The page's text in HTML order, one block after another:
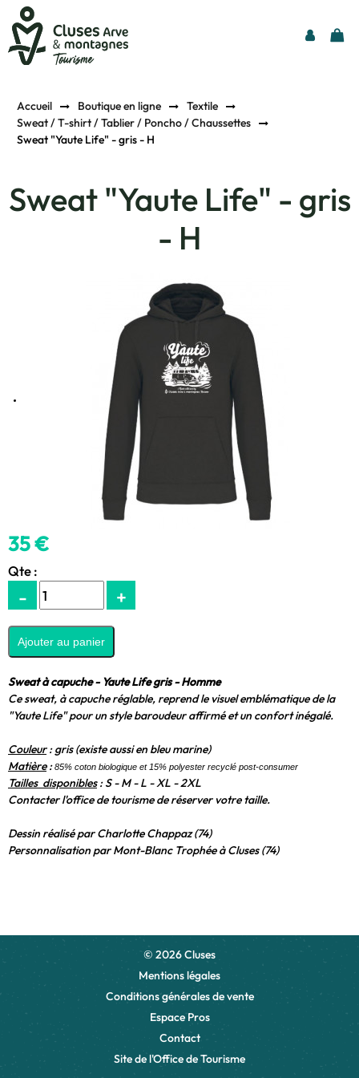
Accueil Boutique en ligne
Textile
Sweat / T-shirt / Tablier / Poncho / Chaussettes
Sweat "Yaute Life" - gris - H
Sweat "Yaute Life" - gris
- H
35 €
Qte :
- +
Sweat à capuche - Yaute Life gris - Homme
Ce sweat, à capuche réglable, reprend le visuel emblématique de la
"Yaute Life" pour un style baroudeur affirmé et un confort inégalé.
Couleur:gris (existe aussi en bleu marine)
Matière: 85% coton biologique et 15% polyester recyclé post-consumer
Tailles disponibles: S -M - L - XL - 2XL
Contacter l'office de tourisme de réserver votre taille.
Dessin réalisé par Charlotte Chappaz (74)
Personnalisation par Mont-Blanc Trophée à Cluses (74)
© 2026 Cluses
Mentions légales
Conditions générales de vente
Espace Pros
Contact
Site de l'Office de Tourisme